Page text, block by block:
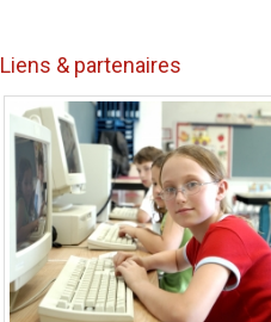
Liens & partenaires